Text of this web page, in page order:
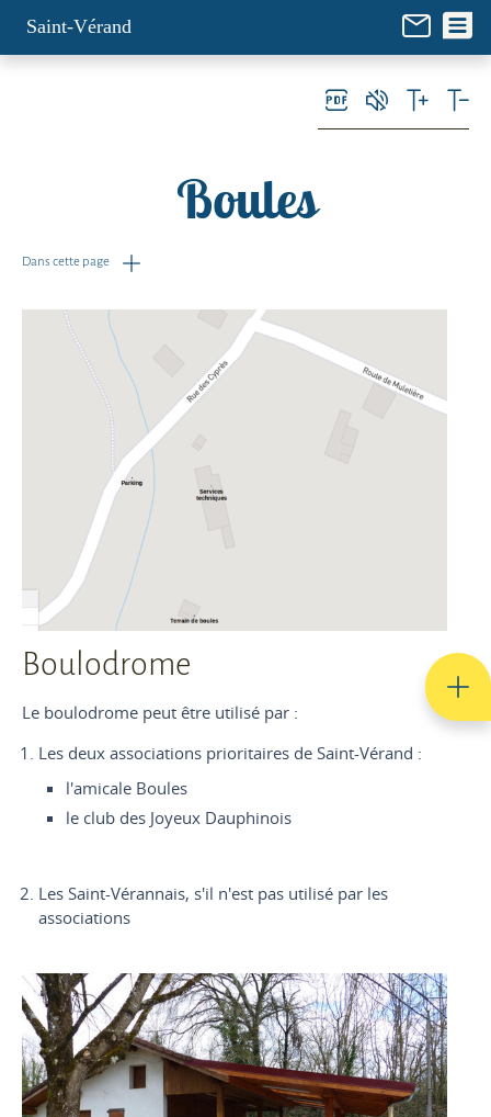
Saint-Vérand
Boules
Dans cette page
Boulodrome
Le boulodrome peut être utilisé par :
Les deux associations prioritaires de Saint-Vérand :
l'amicale Boules
le club des Joyeux Dauphinois
Les Saint-Vérannais, s'il n'est pas utilisé par les
associations